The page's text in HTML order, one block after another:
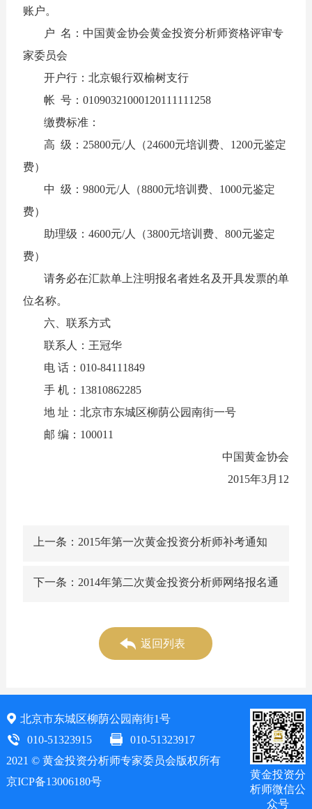
账户。
户 名：中国黄金协会黄金投资分析师资格评审专
家委员会
开户行：北京银行双榆树支行
帐 号：01090321000120111111258
缴费标准：
高 级：25800元/人（24600元培训费、1200元鉴定
费）
中 级：9800元/人（8800元培训费、1000元鉴定
费）
助理级：4600元/人（3800元培训费、800元鉴定
费）
请务必在汇款单上注明报名者姓名及开具发票的单
位名称。
六、联系方式
联系人：王冠华
电 话：010-84111849
手 机：13810862285
地 址：北京市东城区柳荫公园南街一号
邮 编：100011
中国黄金协会
2015年3月12
上一条：2015年第一次黄金投资分析师补考通知
下一条：2014年第二次黄金投资分析师网络报名通
返回列表
北京市东城区柳荫公园南街1号
010-51323915
010-51323917
2021 © 黄金投资分析师专家委员会版权所有
京ICP备13006180号
黄金投资分
析师微信公
众号